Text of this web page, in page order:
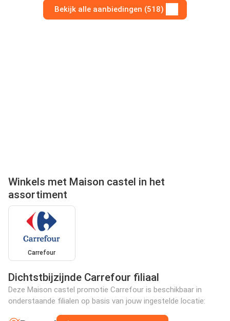
Bekijk alle aanbiedingen (518)
Winkels met Maison castel in het
assortiment
Carrefour
Dichtstbijzijnde Carrefour filiaal
Deze Maison castel promotie Carrefour is beschikbaar in
onderstaande filialen op basis van jouw ingestelde locatie: